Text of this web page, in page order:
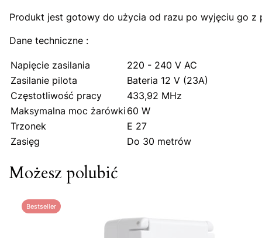
Produkt jest gotowy do użycia od razu po wyjęciu go z
Dane techniczne :
Napięcie zasilania
220 - 240 V AC
Zasilanie pilota
Bateria 12 V (23A)
Częstotliwość pracy
433,92 MHz
Maksymalna moc żarówki 60 W
Trzonek
E 27
Zasięg
Do 30 metrów
Możesz polubić
Bestseller